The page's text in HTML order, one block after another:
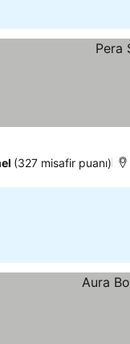
(327 misafir puanı)